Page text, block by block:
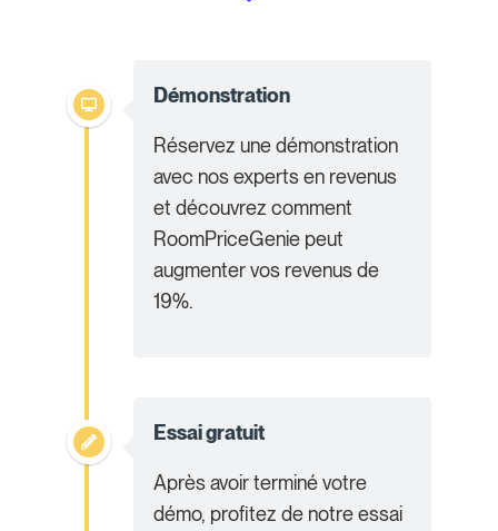
Démonstration
Réservez une démonstration
avec nos experts en revenus
et découvrez comment
RoomPriceGenie peut
augmenter vos revenus de
19%.
Essai gratuit
Après avoir terminé votre
démo, profitez de notre essai